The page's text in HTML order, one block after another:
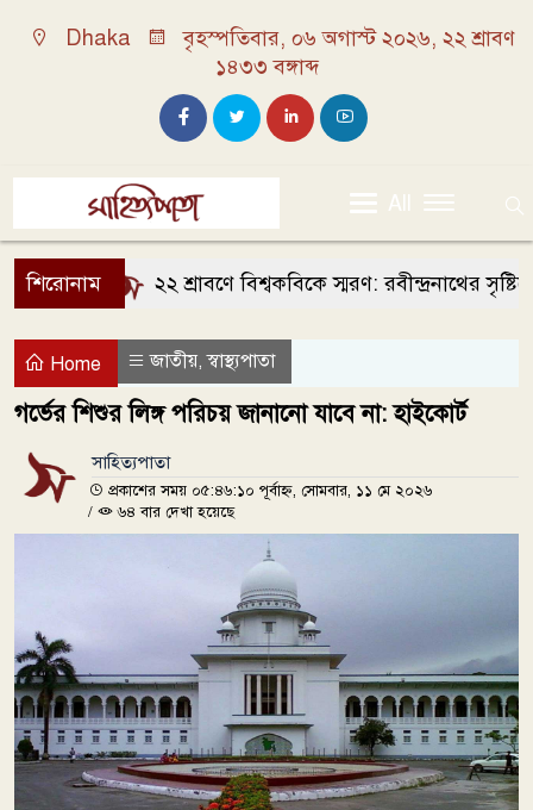
Dhaka
বৃহস্পতিবার, ০৬ অগাস্ট ২০২৬, ২২ শ্রাবণ
১৪৩৩ বঙ্গাব্দ
All
শিরোনাম ২২ শ্রাবণে বিশ্বকবিকে স্মরণ: রবীন্দ্রনাথের
Home জাতীয়,স্বাস্থ্যপাতা
গর্ভের শিশুর লিঙ্গ পরিচয় জানানো যাবে না: হাইকোর্ট
সাহিত্যপাতা
প্রকাশের সময় ০৫:৪৬:১০ পূর্বাহ্ন, সোমবার, ১১ মে ২০২৬
/
৬৪ বার দেখা হয়েছে